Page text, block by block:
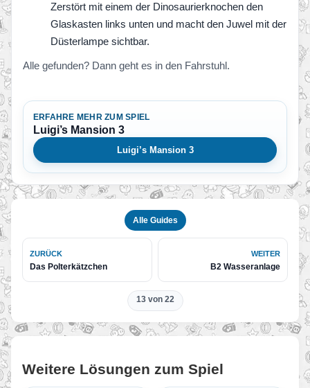
Zerstört mit einem der Dinosaurierknochen den
Glaskasten links unten und macht den Juwel mit der
Düsterlampe sichtbar.
Alle gefunden? Dann geht es in den Fahrstuhl.
ERFAHRE MEHR ZUM SPIEL
Luigi’s Mansion 3
Luigi’s Mansion 3
Alle Guides
ZURÜCK
Das Polterkätzchen
WEITER
B2 Wasseranlage
13 von 22
Weitere Lösungen zum Spiel